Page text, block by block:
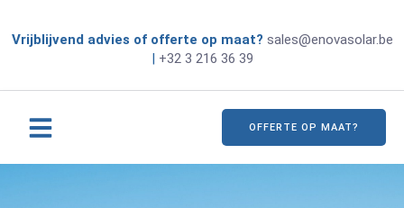
Vrijblijvend advies of offerte op maat? sales@enovasolar.be
| +32 3 216 36 39
OFFERTE OP MAAT?